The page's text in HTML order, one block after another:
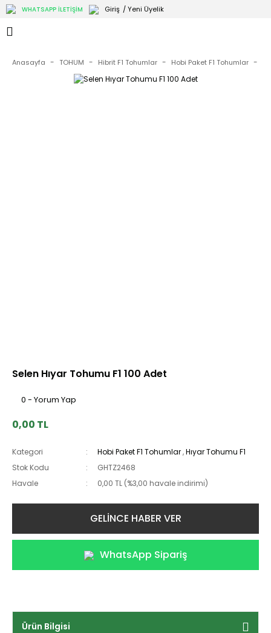
WHATSAPP İLETİŞİM Giriş / Yeni Üyelik
Anasayfa TOHUM Hibrit F1 Tohumlar Hobi Paket F1 Tohumlar
Selen Hıyar Tohumu F1 100 Adet
0 - Yorum Yap
0,00 TL
Kategori Hobi Paket F1 Tohumlar,Hıyar Tohumu F1
Stok Kodu
GHTZ2468
Havale
0,00 TL (%3,00 havale indirimi)
GELİNCE HABER VER
WhatsApp Sipariş
Ürün Bilgisi